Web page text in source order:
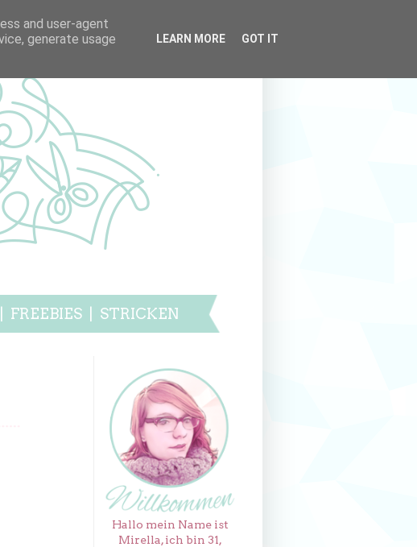
FREEBIES STRICKEN
Hallo mein Name ist
Mirella, ich bin 31,
and user-agent
generate usage
LEARN MORE GOT IT